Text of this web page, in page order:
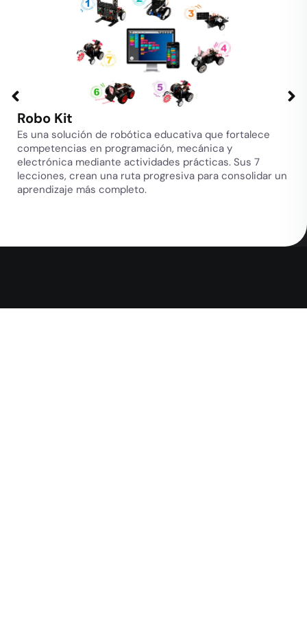
Robo Kit
Es una solución de robótica educativa que fortalece
competencias en programación, mecánica y
electrónica mediante actividades prácticas. Sus 7
lecciones, crean una ruta progresiva para consolidar un
aprendizaje más completo.